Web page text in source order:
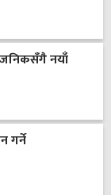
नयाँ
गर्ने